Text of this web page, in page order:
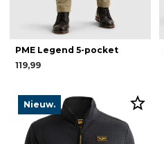
PME Legend 5-pocket
119,99
Nieuw.